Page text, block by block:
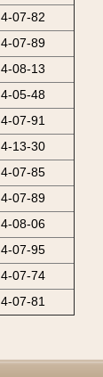
4-07-82
4-07-89
4-08-13
4-05-48
4-07-91
4-13-30
4-07-85
4-07-89
4-08-06
4-07-95
4-07-74
4-07-81